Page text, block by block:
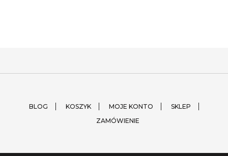
BLOG KOSZYK MOJE KONTO
SKLEP
ZAMÓWIENIE